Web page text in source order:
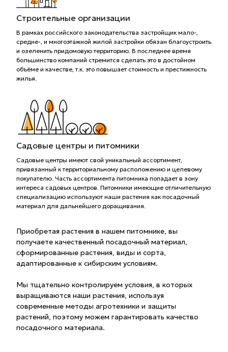
Строительные организации
В рамках российского законодательства застройщик мало-,
средне-, и многоэтажной жилой застройки обязан благоустроить
и озеленить придомовую территорию. В последнее время
большинство компаний стремится сделать это в достойном
объёме и качестве, т.к. это повышает стоимость и престижность
жилья.
Садовые центры и питомники
Садовые центры имеют свой уникальный ассортимент,
привязанный к территориальному расположению и целевому
покупателю. Часть ассортимента питомника попадает в зону
интереса садовых центров. Питомники имеющие отличительную
специализацию используют наши растения как посадочный
материал для дальнейшего доращивания.
Приобретая растения в нашем питомнике, вы
получаете качественный посадочный материал,
сформированные растения, виды и сорта,
адаптированные к сибирским условиям.
Мы тщательно контролируем условия, в которых
выращиваются наши растения, используя
современные методы агротехники и защиты
растений, поэтому можем гарантировать качество
посадочного материала.